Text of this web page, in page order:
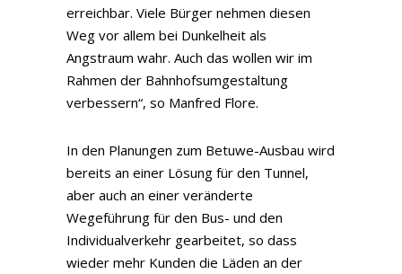
erreichbar. Viele Bürger nehmen diesen
Weg vor allem bei Dunkelheit als
Angstraum wahr. Auch das wollen wir im
Rahmen der Bahnhofsumgestaltung
verbessern“, so Manfred Flore.
In den Planungen zum Betuwe-Ausbau wird
bereits an einer Lösung für den Tunnel,
aber auch an einer veränderte
Wegeführung für den Bus- und den
Individualverkehr gearbeitet, so dass
wieder mehr Kunden die Läden an der